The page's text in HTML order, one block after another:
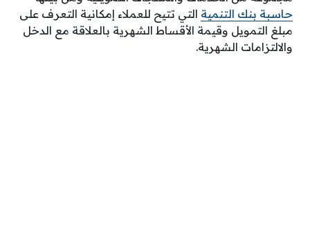
حاسبة بنك التنمية التي تتيح للعملاء إمكانية التعرف على
مبلغ التمويل وقيمة الأقساط الشهرية بالعلاقة مع الدخل
والالتزامات الشهرية.